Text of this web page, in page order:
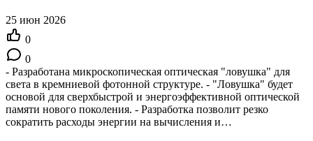
25 июн 2026
0
0
- Разработана микроскопическая оптическая "ловушка" для
света в кремниевой фотонной структуре. - "Ловушка" будет
основой для сверхбыстрой и энергоэффективной оптической
памяти нового поколения. - Разработка позволит резко
сократить расходы энергии на вычисления и…